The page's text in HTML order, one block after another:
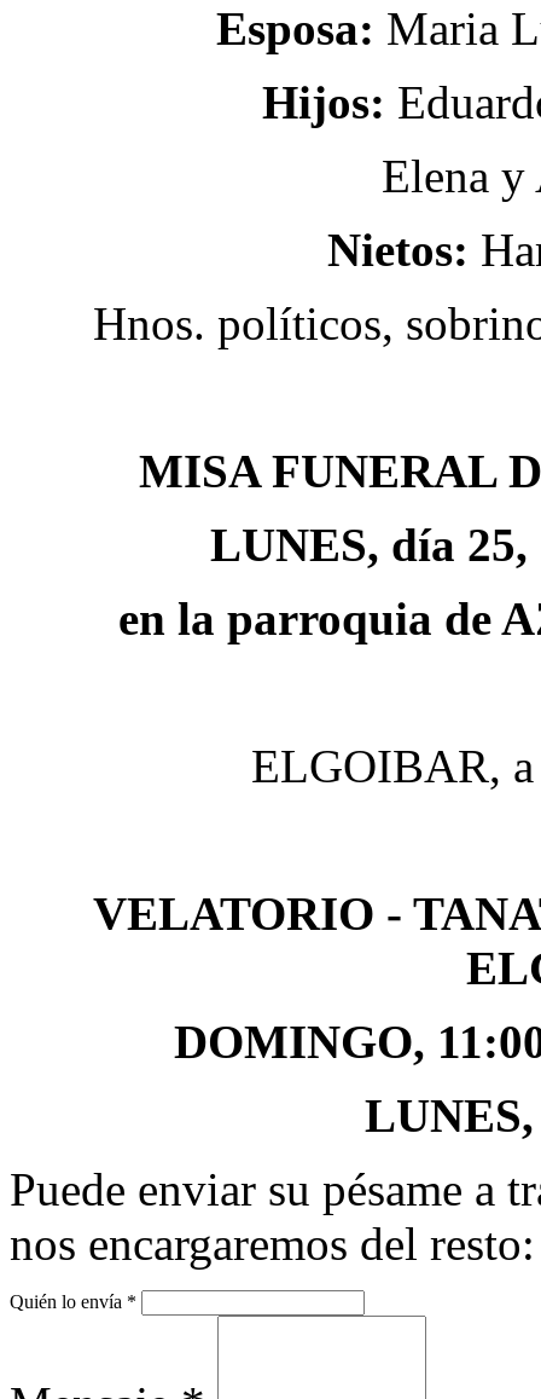
Esposa: Maria
Hijos:
Elena
Nietos:
Hnos. políticos,
MISA FUNERAL
LUNES, día 25,
en la parroquia de
ELGOIBAR, a
VELATORIO -
DOMINGO,
Puede enviar su pésame a
nos encargaremos del resto:
Quién lo envía *